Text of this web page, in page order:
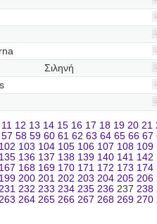
Σιληνή
11 12 13 14 15 16 17 18 19 20 21
57 58 59 60 61 62 63 64 65 66 67
102 103 104 105 106 107 108 109
135 136 137 138 139 140 141 142
167 168 169 170 171 172 173 174
199 200 201 202 203 204 205 206
232 233 234 235 236 237 238
264 265 266 267 268 269 270